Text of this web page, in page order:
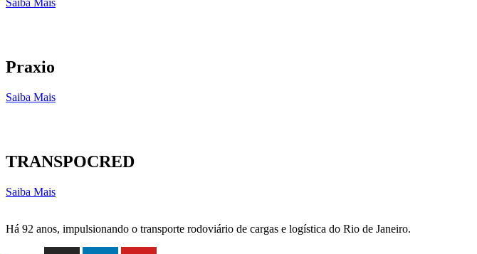
Saiba Mais
Praxio
Saiba Mais
TRANSPOCRED
Saiba Mais
Há 92 anos, impulsionando o transporte rodoviário de cargas e logística do Rio de Janeiro.